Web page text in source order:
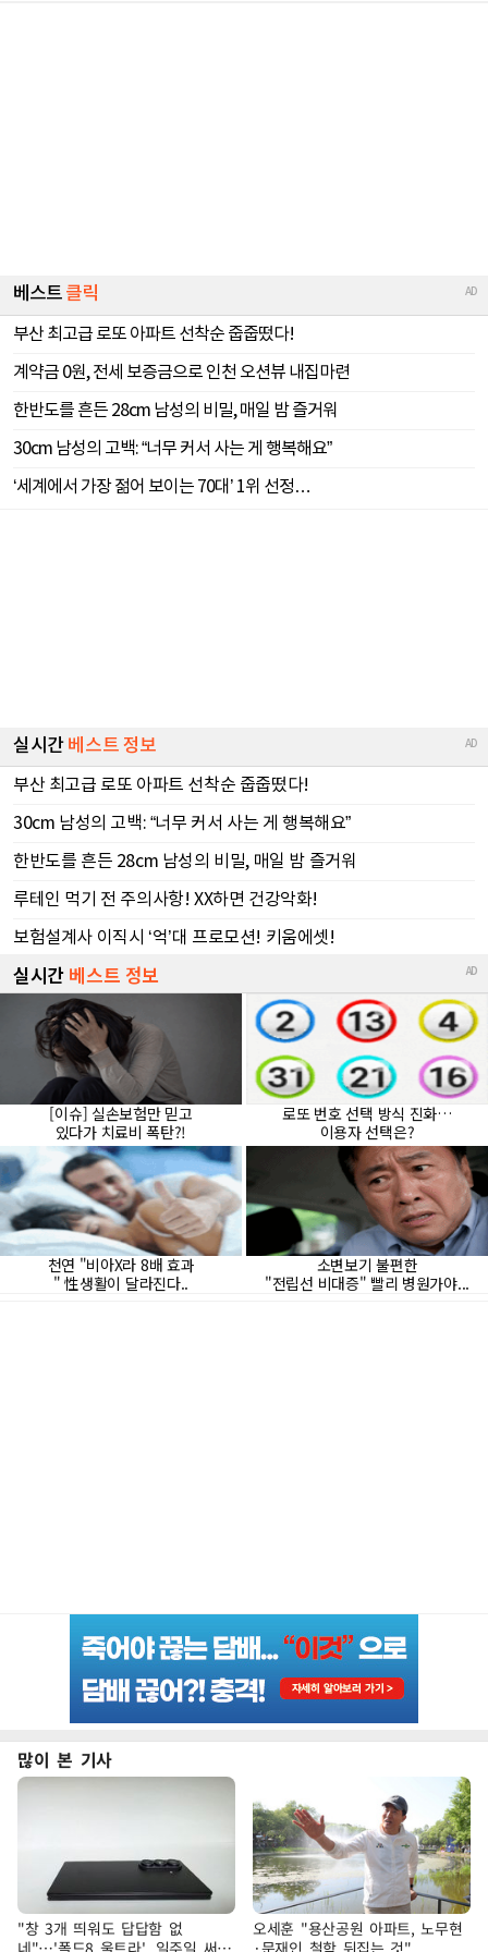
많이 본 기사
"창 3개 띄워도 답답함 없
네"…'폴드8 울트라', 일주일 써보
오세훈 "용산공원 아파트, 노무현
·문재인 철학 뒤집는 것"